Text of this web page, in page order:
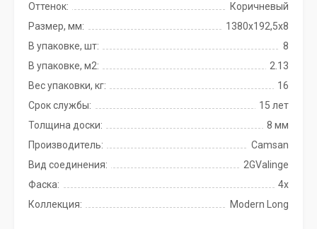
Оттенок:
Коричневый
Размер, мм:
1380x192,5x8
В упаковке, шт:
8
В упаковке, м2:
2.13
Вес упаковки, кг:
16
Срок службы:
15 лет
Толщина доски:
8 мм
Производитель:
Camsan
Вид соединения:
2GValinge
Фаска:
4x
Коллекция:
Modern Long